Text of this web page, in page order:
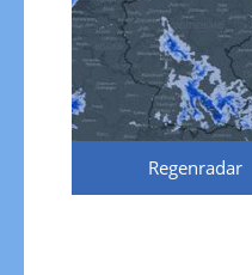
Regenradar